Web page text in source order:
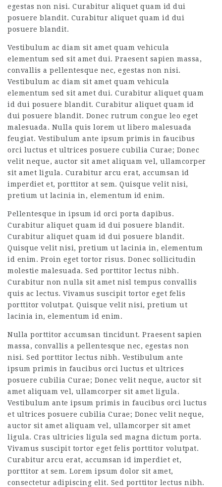
egestas non nisi. Curabitur aliquet quam id dui
posuere blandit. Curabitur aliquet quam id dui
posuere blandit.
Vestibulum ac diam sit amet quam vehicula
elementum sed sit amet dui. Praesent sapien massa,
convallis a pellentesque nec, egestas non nisi.
Vestibulum ac diam sit amet quam vehicula
elementum sed sit amet dui. Curabitur aliquet quam
id dui posuere blandit. Curabitur aliquet quam id
dui posuere blandit. Donec rutrum congue leo eget
malesuada. Nulla quis lorem ut libero malesuada
feugiat. Vestibulum ante ipsum primis in faucibus
orci luctus et ultrices posuere cubilia Curae; Donec
velit neque, auctor sit amet aliquam vel, ullamcorper
sit amet ligula. Curabitur arcu erat, accumsan id
imperdiet et, porttitor at sem. Quisque velit nisi,
pretium ut lacinia in, elementum id enim.
Pellentesque in ipsum id orci porta dapibus.
Curabitur aliquet quam id dui posuere blandit.
Curabitur aliquet quam id dui posuere blandit.
Quisque velit nisi, pretium ut lacinia in, elementum
id enim. Proin eget tortor risus. Donec sollicitudin
molestie malesuada. Sed porttitor lectus nibh.
Curabitur non nulla sit amet nisl tempus convallis
quis ac lectus. Vivamus suscipit tortor eget felis
porttitor volutpat. Quisque velit nisi, pretium ut
lacinia in, elementum id enim.
Nulla porttitor accumsan tincidunt. Praesent sapien
massa, convallis a pellentesque nec, egestas non
nisi. Sed porttitor lectus nibh. Vestibulum ante
ipsum primis in faucibus orci luctus et ultrices
posuere cubilia Curae; Donec velit neque, auctor sit
amet aliquam vel, ullamcorper sit amet ligula.
Vestibulum ante ipsum primis in faucibus orci luctus
et ultrices posuere cubilia Curae; Donec velit neque,
auctor sit amet aliquam vel, ullamcorper sit amet
ligula. Cras ultricies ligula sed magna dictum porta.
Vivamus suscipit tortor eget felis porttitor volutpat.
Curabitur arcu erat, accumsan id imperdiet et,
porttitor at sem. Lorem ipsum dolor sit amet,
consectetur adipiscing elit. Sed porttitor lectus nibh.